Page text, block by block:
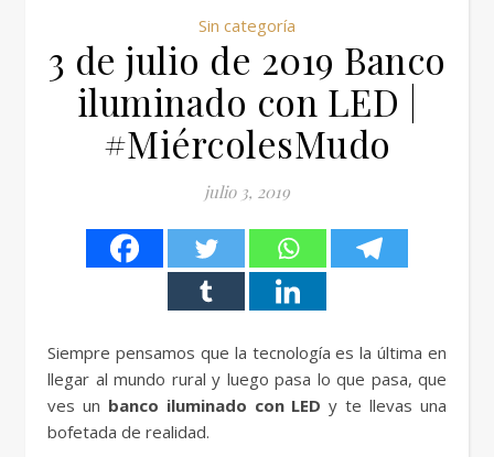
Sin categoría
3 de julio de 2019 Banco
iluminado con LED |
#MiércolesMudo
julio 3, 2019
Siempre pensamos que la tecnología es la última en
llegar al mundo rural y luego pasa lo que pasa, que
ves un banco iluminado con LEDy te llevas una
bofetada de realidad.